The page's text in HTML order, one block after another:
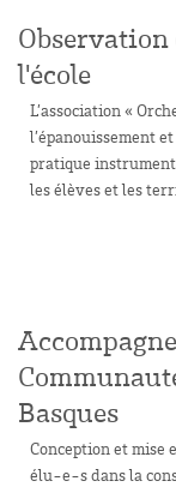
l'école
L’association «
l’épanouissement
pratique
les élèves et les
Basques
Conception et mise
élu-e-s dans la